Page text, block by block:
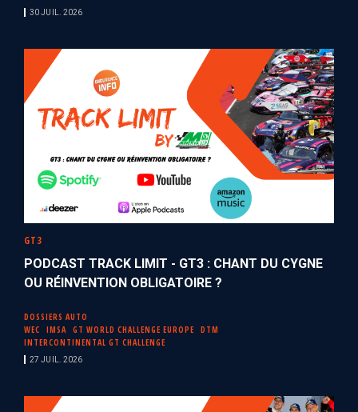
30 JUIL. 2026
GT3
PODCAST TRACK LIMIT - GT3 : CHANT DU CYGNE
OU RÉINVENTION OBLIGATOIRE ?
DOSSIERS AUTO
WEC
IMSA GT WORLD CHALLENGE EUROPE
DTM
INTERCONTINENTAL GT CHALLENGE
27 JUIL. 2026